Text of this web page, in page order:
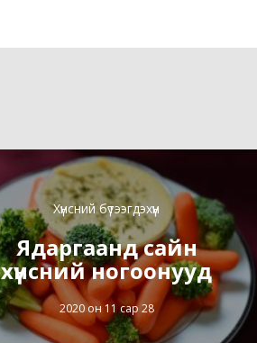
Хүнсний бүтээгдэхүүн
Ядаргаанд сайн
хүнсний ногоонууд
2020 он 11 сар 28